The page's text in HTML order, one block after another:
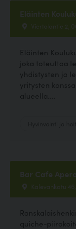
Eläinten
Viertolantie 2,
Eläinten
joka toteuttaa
yhdistysten ja
yritysten
alueella....
Bar Cafe Apero
Kalevankatu
quiche-